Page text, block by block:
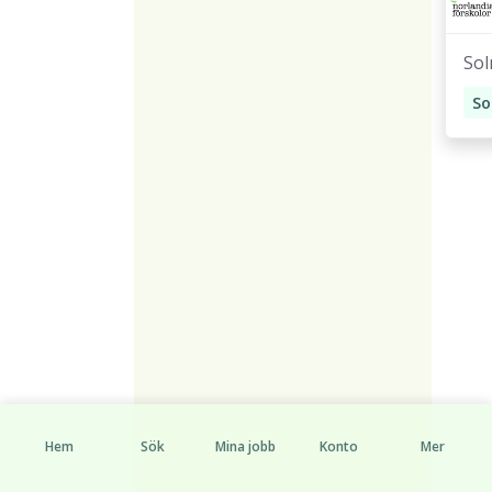
Hem Sök Mina jobb Konto Mer